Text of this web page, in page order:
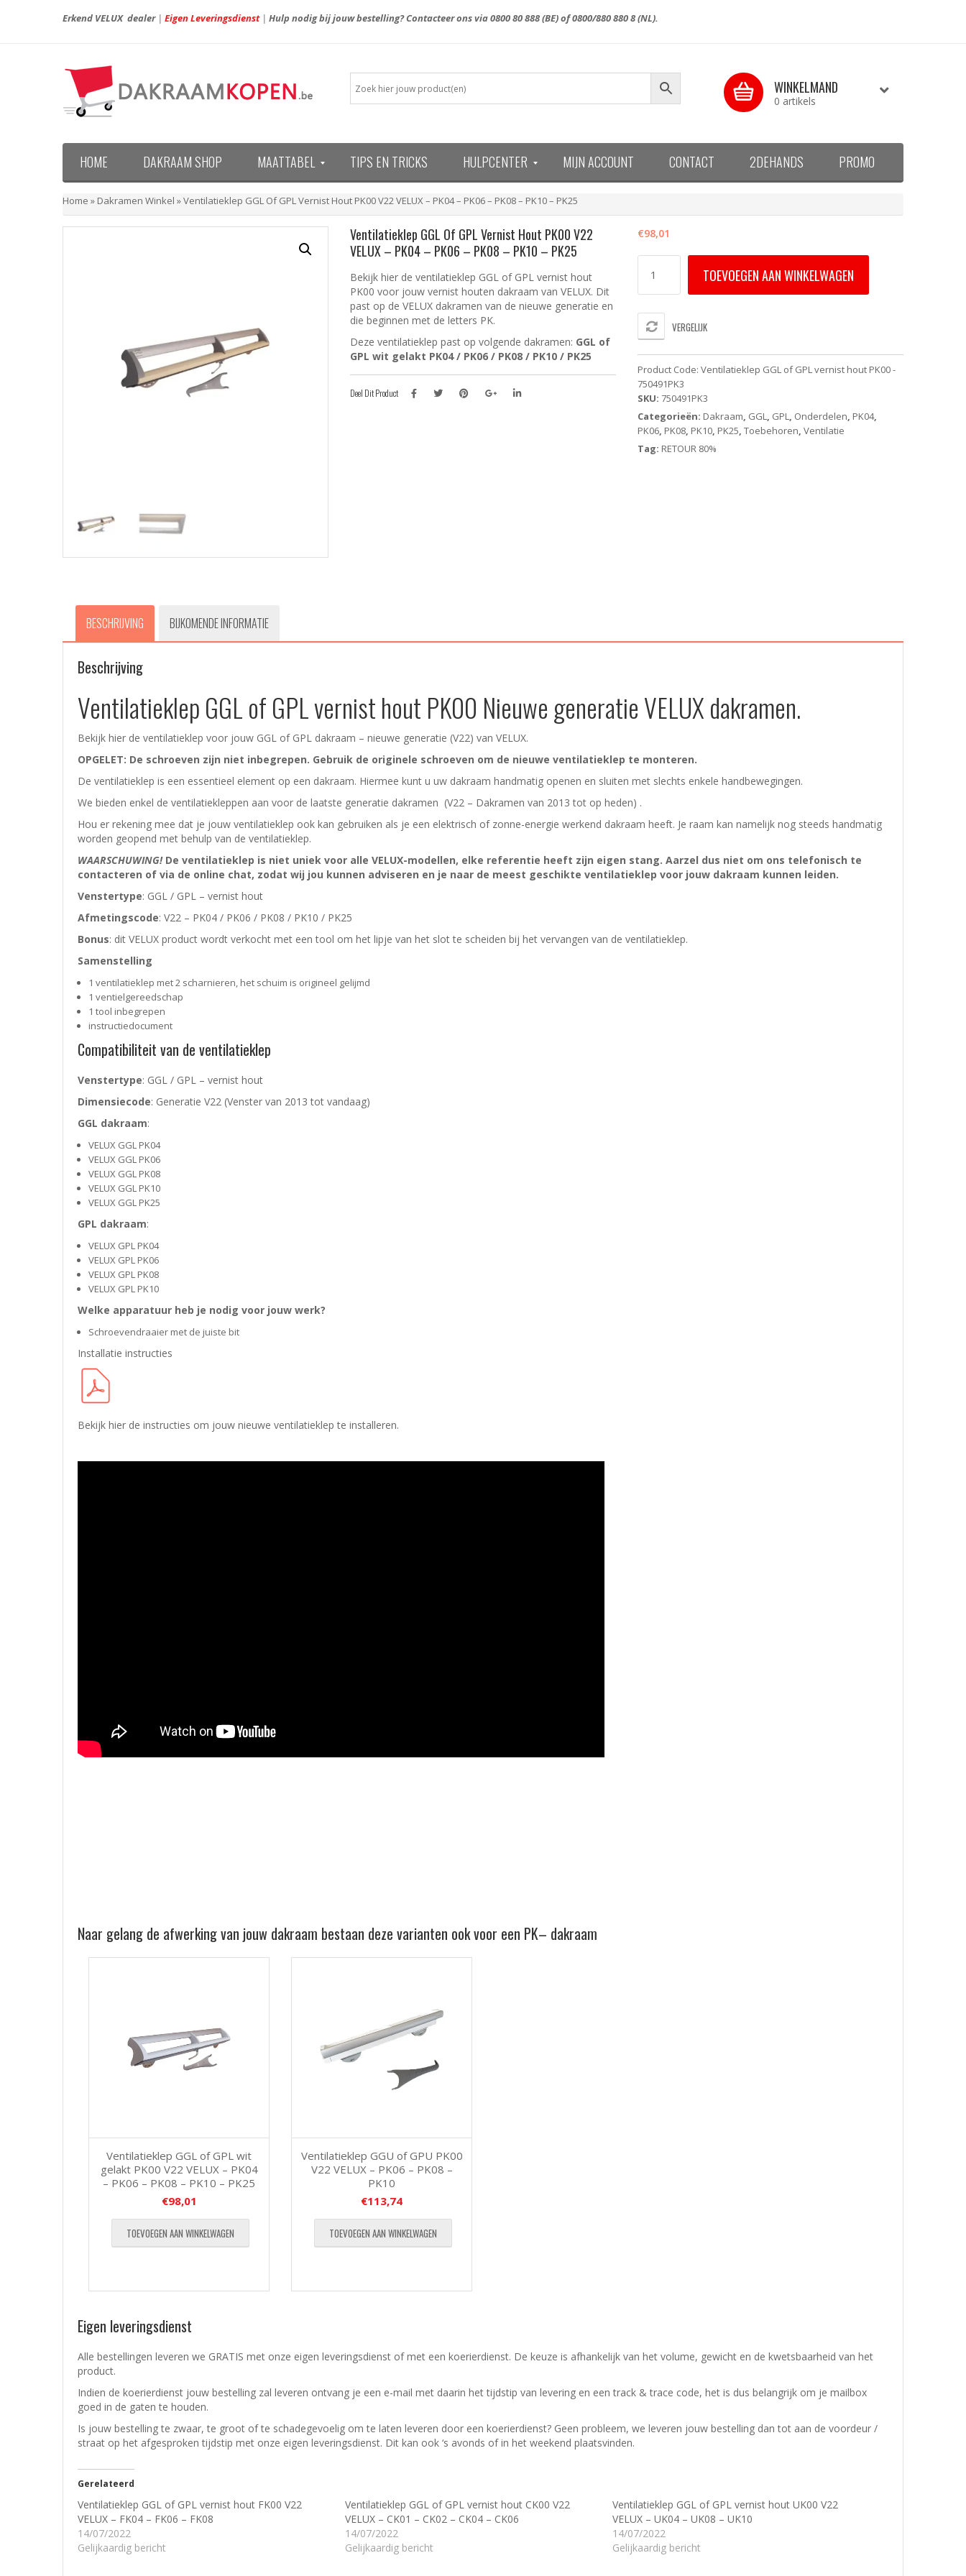
Erkend VELUX dealer| Eigen Leveringsdienst| Hulp nodig bij jouw bestelling? Contacteer ons via0800 80 888(BE) of0800/880 880 8(NL).
WINKELMAND
0 artikels
HOME DAKRAAM SHOP MAATTABEL TIPS EN TRICKS HULPCENTER MIJN ACCOUNT CONTACT 2DEHANDS PROMO
Home » Dakramen Winkel »Ventilatieklep GGL Of GPL Vernist Hout PK00 V22 VELUX – PK04 – PK06 – PK08 – PK10 – PK25
Ventilatieklep GGL Of GPL Vernist Hout PK00 V22
VELUX – PK04 – PK06 – PK08 – PK10 – PK25
Bekijk hier de ventilatieklep GGL of GPL vernist hout
PK00 voor jouw vernist houten dakraam van VELUX. Dit
past op de VELUX dakramen van de nieuwe generatie en
die beginnen met de letters PK.
Deze ventilatieklep past op volgende dakramen: GGL of
GPL wit gelakt PK04 / PK06 / PK08 / PK10 / PK25
Deel Dit Product
€98,01
GGL
vernist
hout
VELUX
-
PK04
-
PK06
-
TOEVOEGEN AAN WINKELWAGEN
VERGELIJK
Product Code: Ventilatieklep GGL of GPL vernist hout PK00 -
750491PK3
SKU: 750491PK3
Categorieën: Dakraam, GGL, GPL, Onderdelen, PK04,
PK06, PK08, PK10, PK25, Toebehoren, Ventilatie
Tag: RETOUR 80%
BESCHRIJVING BIJKOMENDE INFORMATIE
Beschrijving
Ventilatieklep GGL of GPL vernist hout PK00 Nieuwe generatie VELUX dakramen.
Bekijk hier de ventilatieklep voor jouw GGL of GPL dakraam – nieuwe generatie (V22) van VELUX.
OPGELET: De schroeven zijn niet inbegrepen. Gebruik de originele schroeven om de nieuwe ventilatieklep te monteren.
De ventilatieklep is een essentieel element op een dakraam. Hiermee kunt u uw dakraam handmatig openen en sluiten met slechts enkele handbewegingen.
We bieden enkel de ventilatiekleppen aan voor de laatste generatie dakramen (V22 – Dakramen van 2013 tot op heden) .
Hou er rekening mee dat je jouw ventilatieklep ook kan gebruiken als je een elektrisch of zonne-energie werkend dakraam heeft. Je raam kan namelijk nog steeds handmatig
worden geopend met behulp van de ventilatieklep.
WAARSCHUWING! De ventilatieklep is niet uniek voor alle VELUX-modellen, elke referentie heeft zijn eigen stang. Aarzel dus niet om ons telefonisch te
contacteren of via de online chat, zodat wij jou kunnen adviseren en je naar de meest geschikte ventilatieklep voor jouw dakraam kunnen leiden.
Venstertype: GGL / GPL – vernist hout
Afmetingscode: V22 – PK04 / PK06 / PK08 / PK10 / PK25
Bonus: dit VELUX product wordt verkocht met een tool om het lipje van het slot te scheiden bij het vervangen van de ventilatieklep.
Samenstelling
1 ventilatieklep met 2 scharnieren, het schuim is origineel gelijmd
1 ventielgereedschap
1 tool inbegrepen
instructiedocument
Compatibiliteit van de ventilatieklep
Venstertype: GGL / GPL – vernist hout
Dimensiecode: Generatie V22 (Venster van 2013 tot vandaag)
GGL dakraam:
VELUX GGL PK04
VELUX GGL PK06
VELUX GGL PK08
VELUX GGL PK10
VELUX GGL PK25
GPL dakraam:
VELUX GPL PK04
VELUX GPL PK06
VELUX GPL PK08
VELUX GPL PK10
Welke apparatuur heb je nodig voor jouw werk?
Schroevendraaier met de juiste bit
Installatie instructies
Bekijk hier de instructies om jouw nieuwe ventilatieklep te installeren.
Naar gelang de afwerking van jouw dakraam bestaan deze varianten ook voor een PK– dakraam
Ventilatieklep GGL of GPL wit
gelakt PK00 V22 VELUX – PK04
– PK06 – PK08 – PK10 – PK25
€98,01
TOEVOEGEN AAN WINKELWAGEN
Ventilatieklep GGU of GPU PK00
V22 VELUX – PK06 – PK08 –
PK10
€113,74
TOEVOEGEN AAN WINKELWAGEN
Eigen leveringsdienst
Alle bestellingen leveren we GRATIS met onze eigen leveringsdienst of met een koerierdienst. De keuze is afhankelijk van het volume, gewicht en de kwetsbaarheid van het
product.
Indien de koerierdienst jouw bestelling zal leveren ontvang je een e-mail met daarin het tijdstip van levering en een track & trace code, het is dus belangrijk om je mailbox
goed in de gaten te houden.
Is jouw bestelling te zwaar, te groot of te schadegevoelig om te laten leveren door een koerierdienst? Geen probleem, we leveren jouw bestelling dan tot aan de voordeur /
straat op het afgesproken tijdstip met onze eigen leveringsdienst. Dit kan ook ‘s avonds of in het weekend plaatsvinden.
Gerelateerd
Ventilatieklep GGL of GPL vernist hout FK00 V22
VELUX – FK04 – FK06 – FK08
14/07/2022
Gelijkaardig bericht
Ventilatieklep GGL of GPL vernist hout CK00 V22
VELUX – CK01 – CK02 – CK04 – CK06
14/07/2022
Gelijkaardig bericht
Ventilatieklep GGL of GPL vernist hout UK00 V22
VELUX – UK04 – UK08 – UK10
14/07/2022
Gelijkaardig bericht